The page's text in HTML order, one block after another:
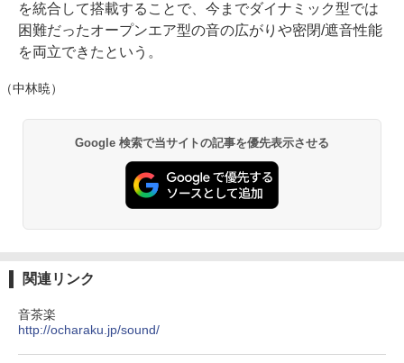
を統合して搭載することで、今までダイナミック型では
困難だったオープンエア型の音の広がりや密閉/遮音性能
を両立できたという。
（中林暁）
Google 検索で当サイトの記事を優先表示させる
関連リンク
音茶楽
http://ocharaku.jp/sound/